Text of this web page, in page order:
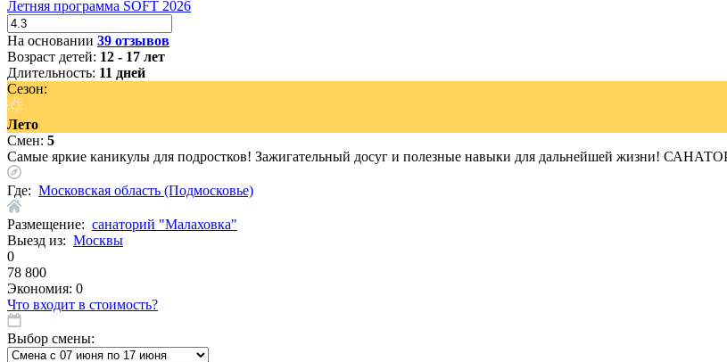
Летняя программа SOFT 2026
На основании 39 отзывов
Возраст детей: 12 - 17 лет
Длительность: 11 дней
Сезон:
Лето
Смен: 5
Cамые яркие каникулы для подростков! Зажигательный досуг и полезные навыки для дальнейшей жизни!
Где: Московская область (Подмосковье)
Размещение: санаторий "Малаховка"
Выезд из: Москвы
0
78 800
Экономия: 0
Что входит в стоимость?
Выбор смены: